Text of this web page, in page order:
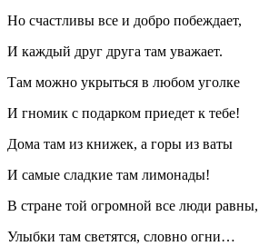
Но счастливы все и добро побеждает,
И каждый друг друга там уважает.
Там можно укрыться в любом уголке
И гномик с подарком приедет к тебе!
Дома там из книжек, а горы из ваты
И самые сладкие там лимонады!
В стране той огромной все люди равны,
Улыбки там светятся, словно огни…